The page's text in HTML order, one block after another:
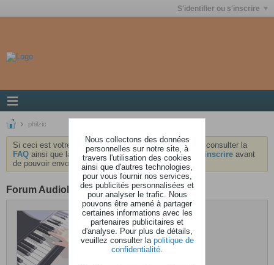
S'identifier ou s'inscrire
philzic
Si ceci est votre première visite, nous vous invitons à consulter la
FAQ ainsi que la chartedu forum . Vous devrez vous inscrire avant
de pouvoir envoyer des messages.
Forum AudioKeys
philzic
Dernière activité: Hier, 08h56
Inscrit: 12 décembre 2006
Nous collectons des données
personnelles sur notre site, à
travers l'utilisation des cookies
ainsi que d'autres technologies,
pour vous fournir nos services,
des publicités personnalisées et
pour analyser le trafic. Nous
pouvons être amené à partager
certaines informations avec les
partenaires publicitaires et
d'analyse. Pour plus de détails,
veuillez consulter la politique de
confidentialité